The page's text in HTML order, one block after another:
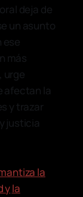
deja de
un asunto
ese
más
urge
afectan la
y trazar
justicia
la
yla